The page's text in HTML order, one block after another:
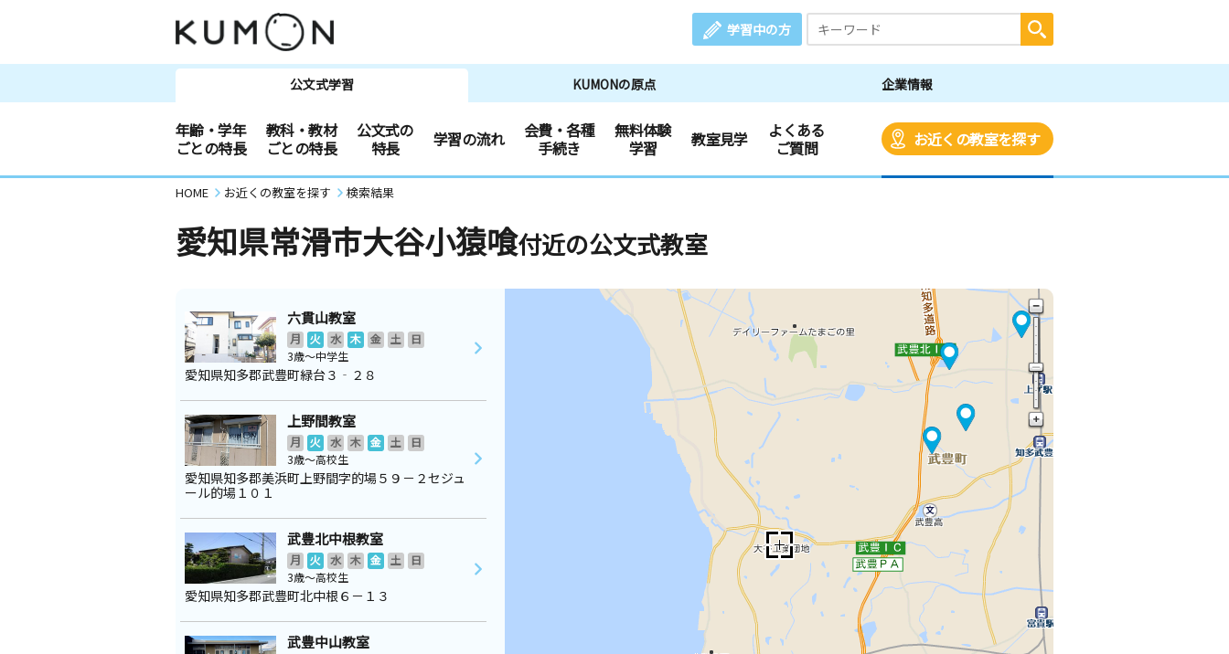
学習中の方
公文式学習 KUMONの原点 企業情報
年齢・学年
ごとの特長
教科・教材
ごとの特長
公文式の
特長
学習の流れ
会費・各種
手続き
無料体験
学習
教室見学
よくある
ご質問
お近くの教室を探す
HOME お近くの教室を探す 検索結果
愛知県常滑市大谷小猿喰付近の公文式教室
六貫山教室
月 火 水 木 金 土
日
3歳～中学生
愛知県知多郡武豊町緑台３‐２８
上野間教室
月 火 水 木 金 土
日
3歳～高校生
愛知県知多郡美浜町上野間字的場５９－２セジュ
ール的場１０１
武豊北中根教室
月 火 水 木 金 土
日
3歳～高校生
愛知県知多郡武豊町北中根６－１３
武豊中山教室